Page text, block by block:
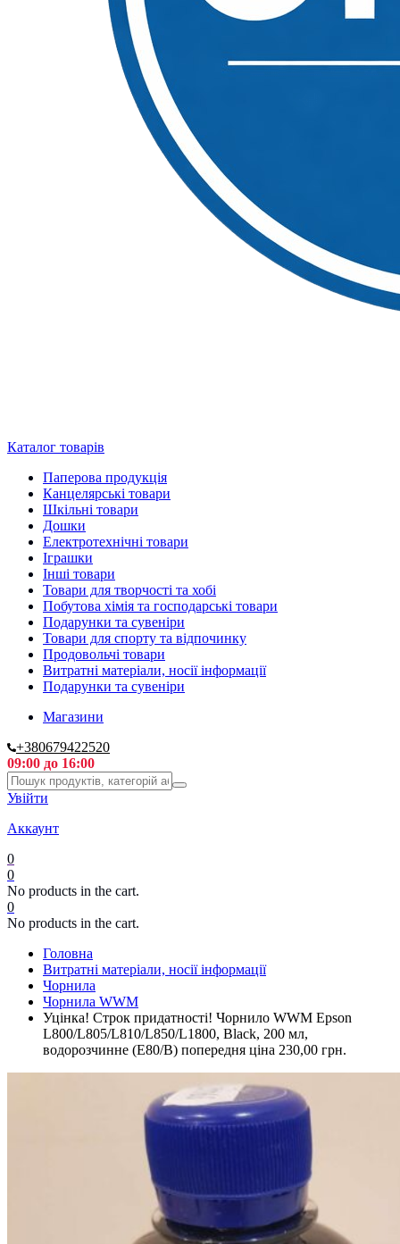
Каталог товарів
Паперова продукція
Канцелярські товари
Шкільні товари
Дошки
Електротехнічні товари
Іграшки
Інші товари
Товари для творчості та хобі
Побутова хімія та господарські товари
Подарунки та сувеніри
Товари для спорту та відпочинку
Продовольчі товари
Витратні матеріали, носії інформації
Подарунки та сувеніри
Магазини
+380679422520
09:00 до 16:00
Увійти
Аккаунт
0
0
No products in the cart.
0
No products in the cart.
Головна
Витратні матеріали, носії інформації
Чорнила
Чорнила WWM
Уцінка! Строк придатності! Чорнило WWM Epson
L800/L805/L810/L850/L1800, Black, 200 мл,
водорозчинне (E80/B) попередня ціна 230,00 грн.